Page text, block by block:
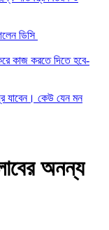
ডিসি
কাজ করতে দিতে হবে-
যাবেন। কেউ যেন মন
অনন্য